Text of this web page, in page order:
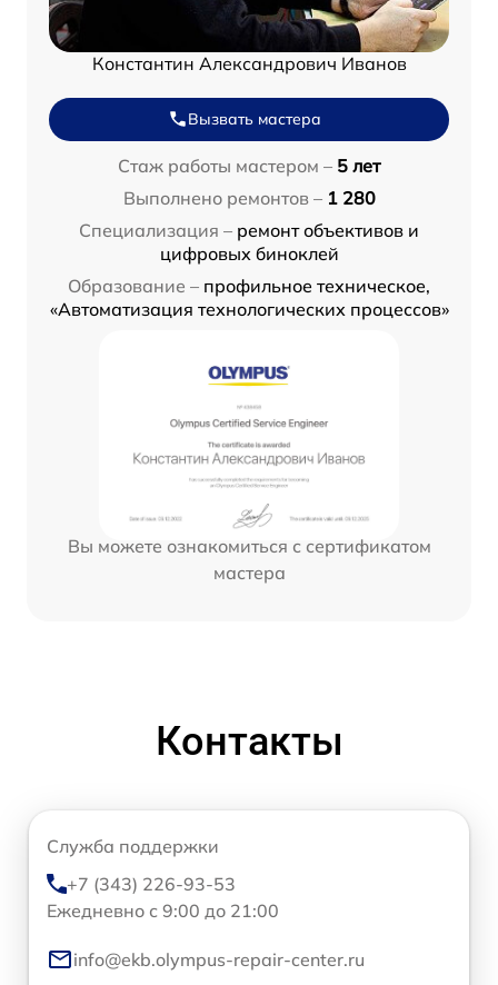
Константин Александрович Иванов
Вызвать мастера
Стаж работы мастером – 5 лет
Выполнено ремонтов – 1 280
Специализация – ремонт объективов и
цифровых биноклей
Образование – профильное техническое,
«Автоматизация технологических процессов»
Вы можете ознакомиться с сертификатом
мастера
Контакты
Служба поддержки
+7 (343) 226-93-53
Ежедневно с 9:00 до 21:00
info@ekb.olympus-repair-center.ru